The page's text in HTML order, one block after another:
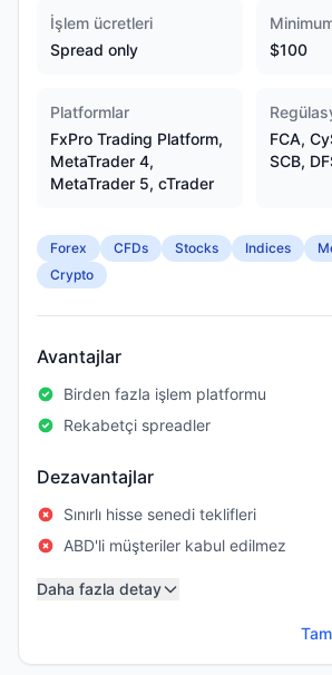
İşlem ücretleri
Spread only
$100
Platformlar
FxPro Trading Platform,
MetaTrader 4,
MetaTrader 5, cTrader
FCA,
SCB,
Forex CFDs Stocks Indices
Crypto
Avantajlar
Birden fazla işlem platformu
Rekabetçi spreadler
Dezavantajlar
Sınırlı hisse senedi teklifleri
ABD'li müşteriler kabul edilmez
Daha fazla detay